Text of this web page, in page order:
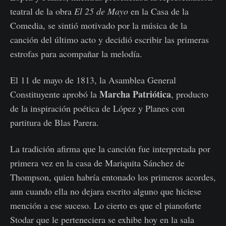
teatral de la obra El 25 de Mayo en la Casa de la
Comedia, se sintió motivado por la música de la
canción del último acto y decidió escribir las primeras
estrofas para acompañar la melodía.
El 11 de mayo de 1813, la Asamblea General
Constituyente aprobó la Marcha Patriótica, producto
de la inspiración poética de López y Planes con
partitura de Blas Parera.
La tradición afirma que la canción fue interpretada por
primera vez en la casa de Mariquita Sánchez de
Thompson, quien habría entonado los primeros acordes,
aun cuando ella no dejara escrito alguno que hiciese
mención a ese suceso. Lo cierto es que el pianoforte
Stodar que le perteneciera se exhibe hoy en la sala